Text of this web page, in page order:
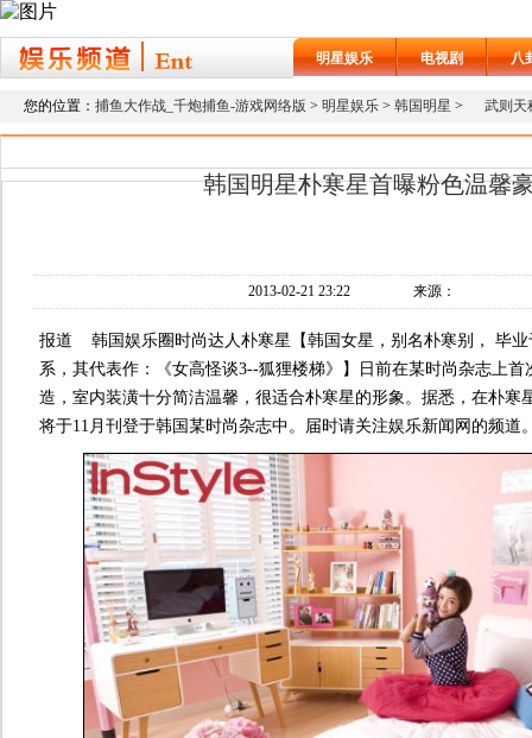
明星娱乐 电视剧 八
您的位置： 捕鱼大作战_千炮捕鱼-游戏网络版 > 明星娱乐 > 韩国明星 > 武则天
韩国明星朴寒星首曝粉色温馨
2013-02-21 23:22 来源：
报道 韩国娱乐圈时尚达人朴寒星【韩国女星，别名朴寒别， 毕业
系，其代表作：《女高怪谈3--狐狸楼梯》】日前在某时尚杂志上首
造，室内装潢十分简洁温馨，很适合朴寒星的形象。据悉，在朴寒
将于11月刊登于韩国某时尚杂志中。 届时请关注娱乐新闻网的频道